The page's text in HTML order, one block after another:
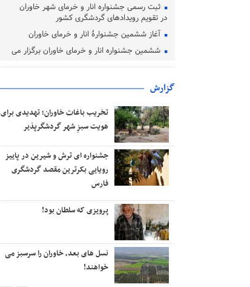
ثبت رسمی جشنواره انار و خرمای شهر خاوران
در تقویم رویدادهای گردشگری کشور
آغاز ششمین جشنوارۀ انار و خرمای خاوران
ششمین جشنواره انار و خرمای خاوران برگزار می
گزارش
تخریب باغات خاوران؛ تهدیدی برای
هویت سبزِ شهر گردشگرپذیر
جشنواره ای ترش و شیرین در پاییز
رویایی بکرترین مقصد گردشگری
فارس
پرویزی که سلطان بود!
نسل های بعد، خاوران را سرسبز می
خواهند!